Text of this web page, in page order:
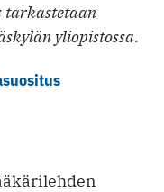
tarkastetaan
yliopistossa.